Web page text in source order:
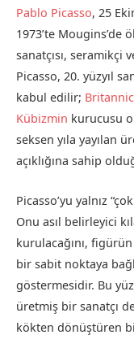
Pablo Picasso, 25
1973’te Mougins’de
sanatçısı, seramikçi
Picasso, 20. yüzyıl
kabul edilir;
Kübizmin kurucusu
seksen yıla yayılan
açıklığına sahip
Picasso’yu yalnız
Onu asıl belirleyici
kurulacağını, figürün
bir sabit noktaya
göstermesidir. Bu
üretmiş bir sanatçı
kökten dönüştüren